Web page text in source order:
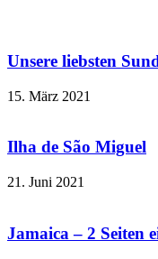
Unsere liebsten
15. März 2021
Ilha de São Miguel
21. Juni 2021
Jamaica – 2 Seiten